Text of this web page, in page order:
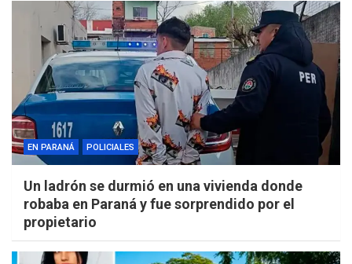
EN PARANÁ POLICIALES
Un ladrón se durmió en una vivienda donde
robaba en Paraná y fue sorprendido por el
propietario